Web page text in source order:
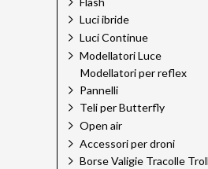
Luci ibride
Luci Continue
Modellatori Luce
Modellatori per reflex
Pannelli
Teli per Butterfly
Open air
Accessori per droni
Borse Valigie Tracolle